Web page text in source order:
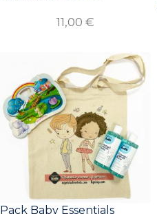
11,00 €
Pack Baby Essentials